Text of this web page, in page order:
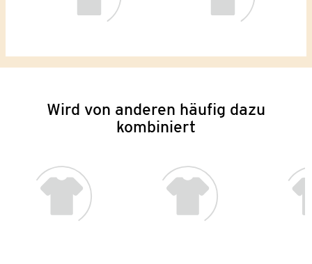
Wird von anderen häufig dazu
kombiniert